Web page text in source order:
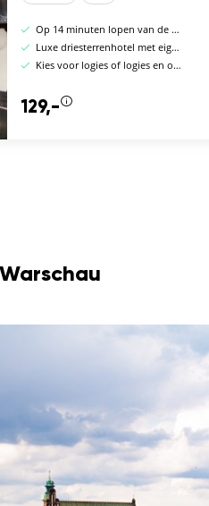
Op 14 minuten lopen van de historische binnenstad
Luxe driesterrenhotel met eigen restaurant
Kies voor logies of logies en ontbijt
129,-